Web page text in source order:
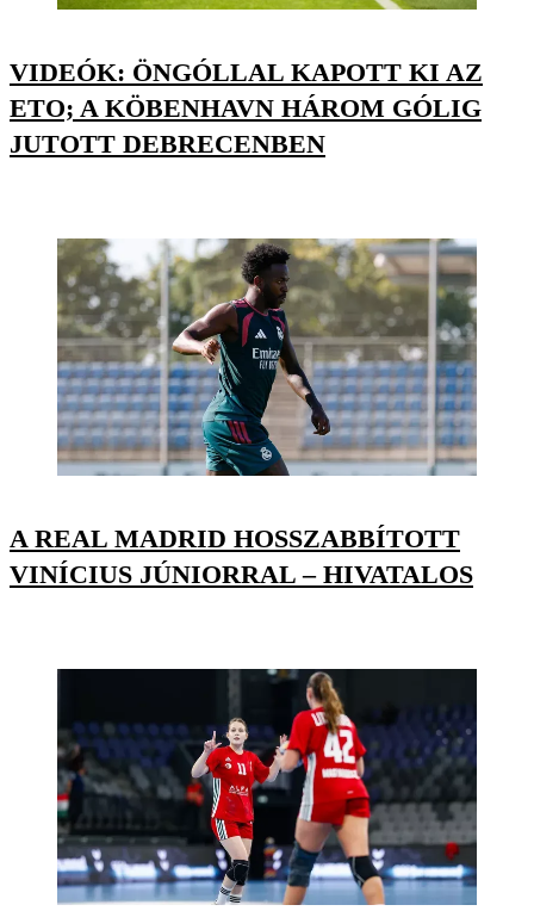
VIDEÓK: ÖNGÓLLAL KAPOTT KI AZ
ETO; A KÖBENHAVN HÁROM GÓLIG
JUTOTT DEBRECENBEN
A REAL MADRID HOSSZABBÍTOTT
VINÍCIUS JÚNIORRAL – HIVATALOS